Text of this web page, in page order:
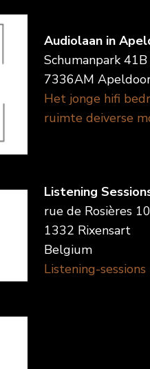
Audiolaan in
Schumanpark 41B
7336AM
Het jonge hifi
ruimte deiverse
Listening
rue de Rosières
1332 Rixensart
Belgium
Listening-sessions